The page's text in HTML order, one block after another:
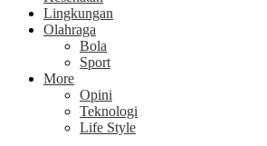
Lingkungan
Olahraga
Bola
Sport
More
Opini
Teknologi
Life Style